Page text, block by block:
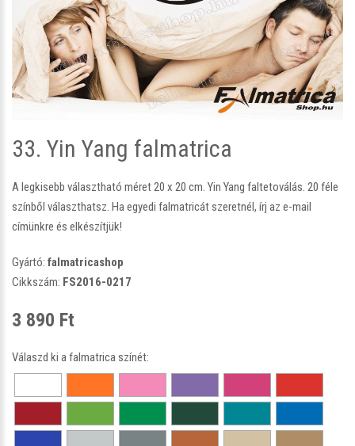
33. Yin Yang falmatrica
A legkisebb választható méret 20 x 20 cm. Yin Yang faltetoválás. 20 féle
színből választhatsz. Ha egyedi falmatricát szeretnél, írj az e-mail
címünkre és elkészítjük!
Gyártó: falmatricashop
Cikkszám: FS2016-0217
3 890 Ft
Válaszd ki a falmatrica színét: